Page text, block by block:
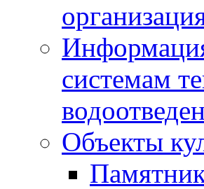
системам
Объекты